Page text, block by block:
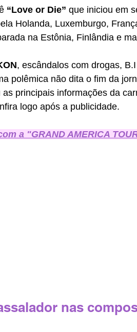
“Love or Die” que iniciou em
Holanda, Luxemburgo,
na Estônia, Finlândia e
, escândalos com drogas,
polêmica não dita o fim da
as principais informações da
logo após a publicidade.
a "GRAND AMERICA
nas